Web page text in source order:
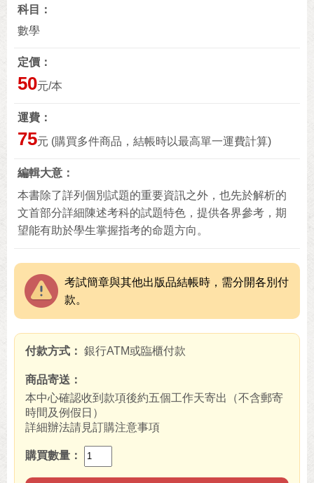
科目
數學
定價
50元/本
運費
75元 (購買多件商品，結帳時以最高單一運費計算)
編輯大意
本書除了詳列個別試題的重要資訊之外，也先於解析的
文首部分詳細陳述考科的試題特色，提供各界參考，期
望能有助於學生掌握指考的命題方向。
考試簡章與其他出版品結帳時，需分開各別付
款。
付款方式 銀行ATM或臨櫃付款
商品寄送
本中心確認收到款項後約五個工作天寄出（不含郵寄
時間及例假日）
詳細辦法請見訂購注意事項
購買數量